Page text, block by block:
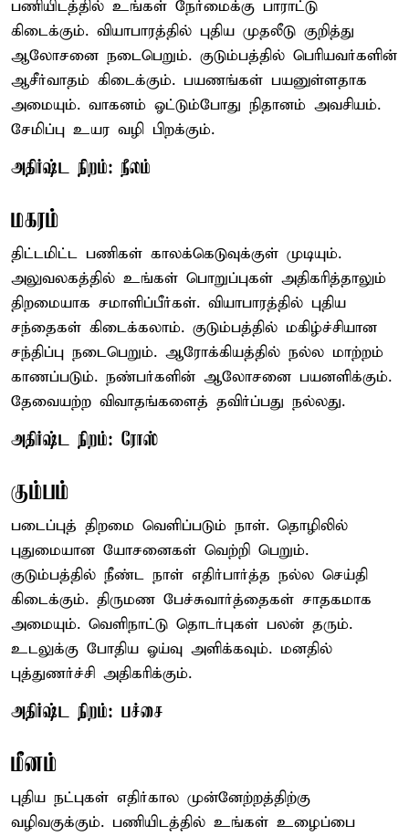
பணியிடத்தில் உங்கள் நேர்மைக்கு பாராட்டு
கிடைக்கும். வியாபாரத்தில் புதிய முதலீடு குறித்து
ஆலோசனை நடைபெறும். குடும்பத்தில் பெரியவர்களின்
ஆசீர்வாதம் கிடைக்கும். பயணங்கள் பயனுள்ளதாக
அமையும். வாகனம் ஓட்டும்போது நிதானம் அவசியம்.
சேமிப்பு உயர வழி பிறக்கும்.
அதிர்ஷ்ட நிறம்: நீலம்
மகரம்
திட்டமிட்ட பணிகள் காலக்கெடுவுக்குள் முடியும்.
அலுவலகத்தில் உங்கள் பொறுப்புகள் அதிகரித்தாலும்
திறமையாக சமாளிப்பீர்கள். வியாபாரத்தில் புதிய
சந்தைகள் கிடைக்கலாம். குடும்பத்தில் மகிழ்ச்சியான
சந்திப்பு நடைபெறும். ஆரோக்கியத்தில் நல்ல மாற்றம்
காணப்படும். நண்பர்களின் ஆலோசனை பயனளிக்கும்.
தேவையற்ற விவாதங்களைத் தவிர்ப்பது நல்லது.
அதிர்ஷ்ட நிறம்: ரோஸ்
கும்பம்
படைப்புத் திறமை வெளிப்படும் நாள். தொழிலில்
புதுமையான யோசனைகள் வெற்றி பெறும்.
குடும்பத்தில் நீண்ட நாள் எதிர்பார்த்த நல்ல செய்தி
கிடைக்கும். திருமண பேச்சுவார்த்தைகள் சாதகமாக
அமையும். வெளிநாட்டு தொடர்புகள் பலன் தரும்.
உடலுக்கு போதிய ஓய்வு அளிக்கவும். மனதில்
புத்துணர்ச்சி அதிகரிக்கும்.
அதிர்ஷ்ட நிறம்: பச்சை
மீனம்
புதிய நட்புகள் எதிர்கால முன்னேற்றத்திற்கு
வழிவகுக்கும். பணியிடத்தில் உங்கள் உழைப்பை